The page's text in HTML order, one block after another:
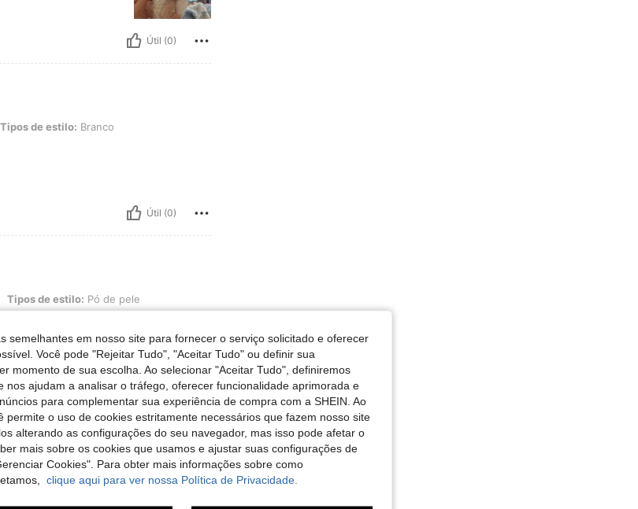
Útil (0)
Branco
Tipos de estilo: Branco
Útil (0)
Pó de pele
Tipos de estilo: Pó de pele
Útil (0)
semelhantes em nosso site para fornecer o serviço solicitado e oferecer
Você pode "Rejeitar Tudo", "Aceitar Tudo" ou definir sua
momento de sua escolha. Ao selecionar "Aceitar Tudo", definiremos
nos ajudam a analisar o tráfego, oferecer funcionalidade aprimorada e
para complementar sua experiência de compra com a SHEIN. Ao
permite o uso de cookies estritamente necessários que fazem nosso site
alterando as configurações do seu navegador, mas isso pode afetar o
mais sobre os cookies que usamos e ajustar suas configurações de
Cookies". Para obter mais informações sobre como
clique aqui para ver nossa Política de Privacidade.